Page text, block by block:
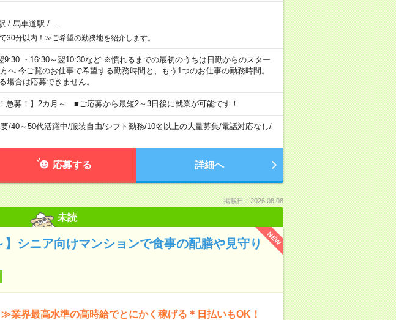
/ 馬車道駅 /
30分以内！≫ご希望の勤務地を紹介します。
・16:30～翌10:30など ※慣れるまでの最初のうちは日勤からのスター
へ 今ご覧のお仕事で希望する勤務時間と、もう1つのお仕事の勤務時間。
場合は応募できません。
急募！】2カ月～ ■ご応募から最短2～3日後に就業が可能です！
/40～50代活躍中/服装自由/シフト勤務/10名以上の大量募集/電話対応なし/
応募する 詳細へ
掲載日：2026.08.08
未読
NEW
】シニア向けマンションで食事の配膳や見守り
界最高水準の高時給でとにかく稼げる＊日払いもOK！